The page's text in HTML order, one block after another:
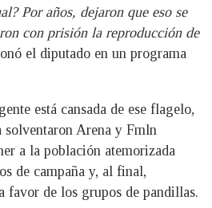
Por años, dejaron que eso se
con prisión la reproducción de
el diputado en un programa
está cansada de ese flagelo,
solventaron Arena y Fmln
a la población atemorizada
de campaña y, al final,
favor de los grupos de pandillas.